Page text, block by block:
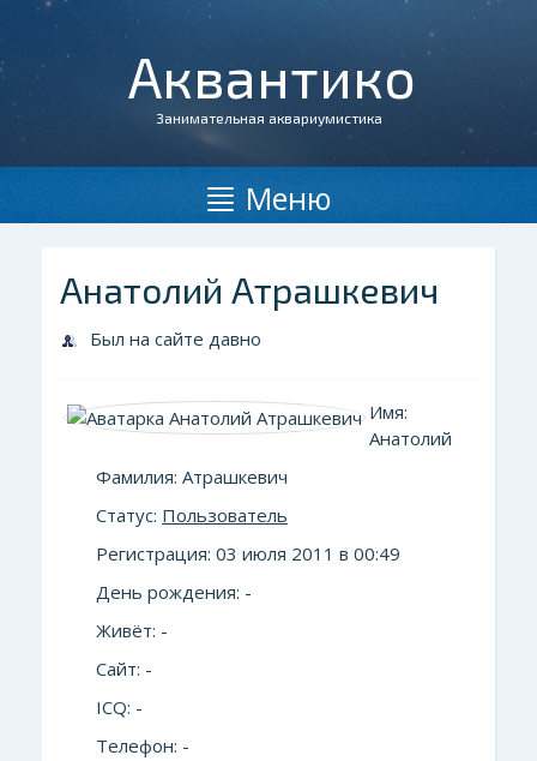
Аквантико
Занимательная аквариумистика
Меню
Анатолий Атрашкевич
Был на сайте давно
Имя:
Анатолий
Фамилия: Атрашкевич
Статус: Пользователь
Регистрация: 03 июля 2011 в 00:49
День рождения: -
Живёт: -
Сайт: -
ICQ: -
Телефон: -